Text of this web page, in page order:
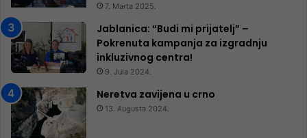
7. Marta 2025.
Jablanica: “Budi mi prijatelj” –
Pokrenuta kampanja za izgradnju
inkluzivnog centra!
9. Jula 2024.
Neretva zavijena u crno
13. Augusta 2024.